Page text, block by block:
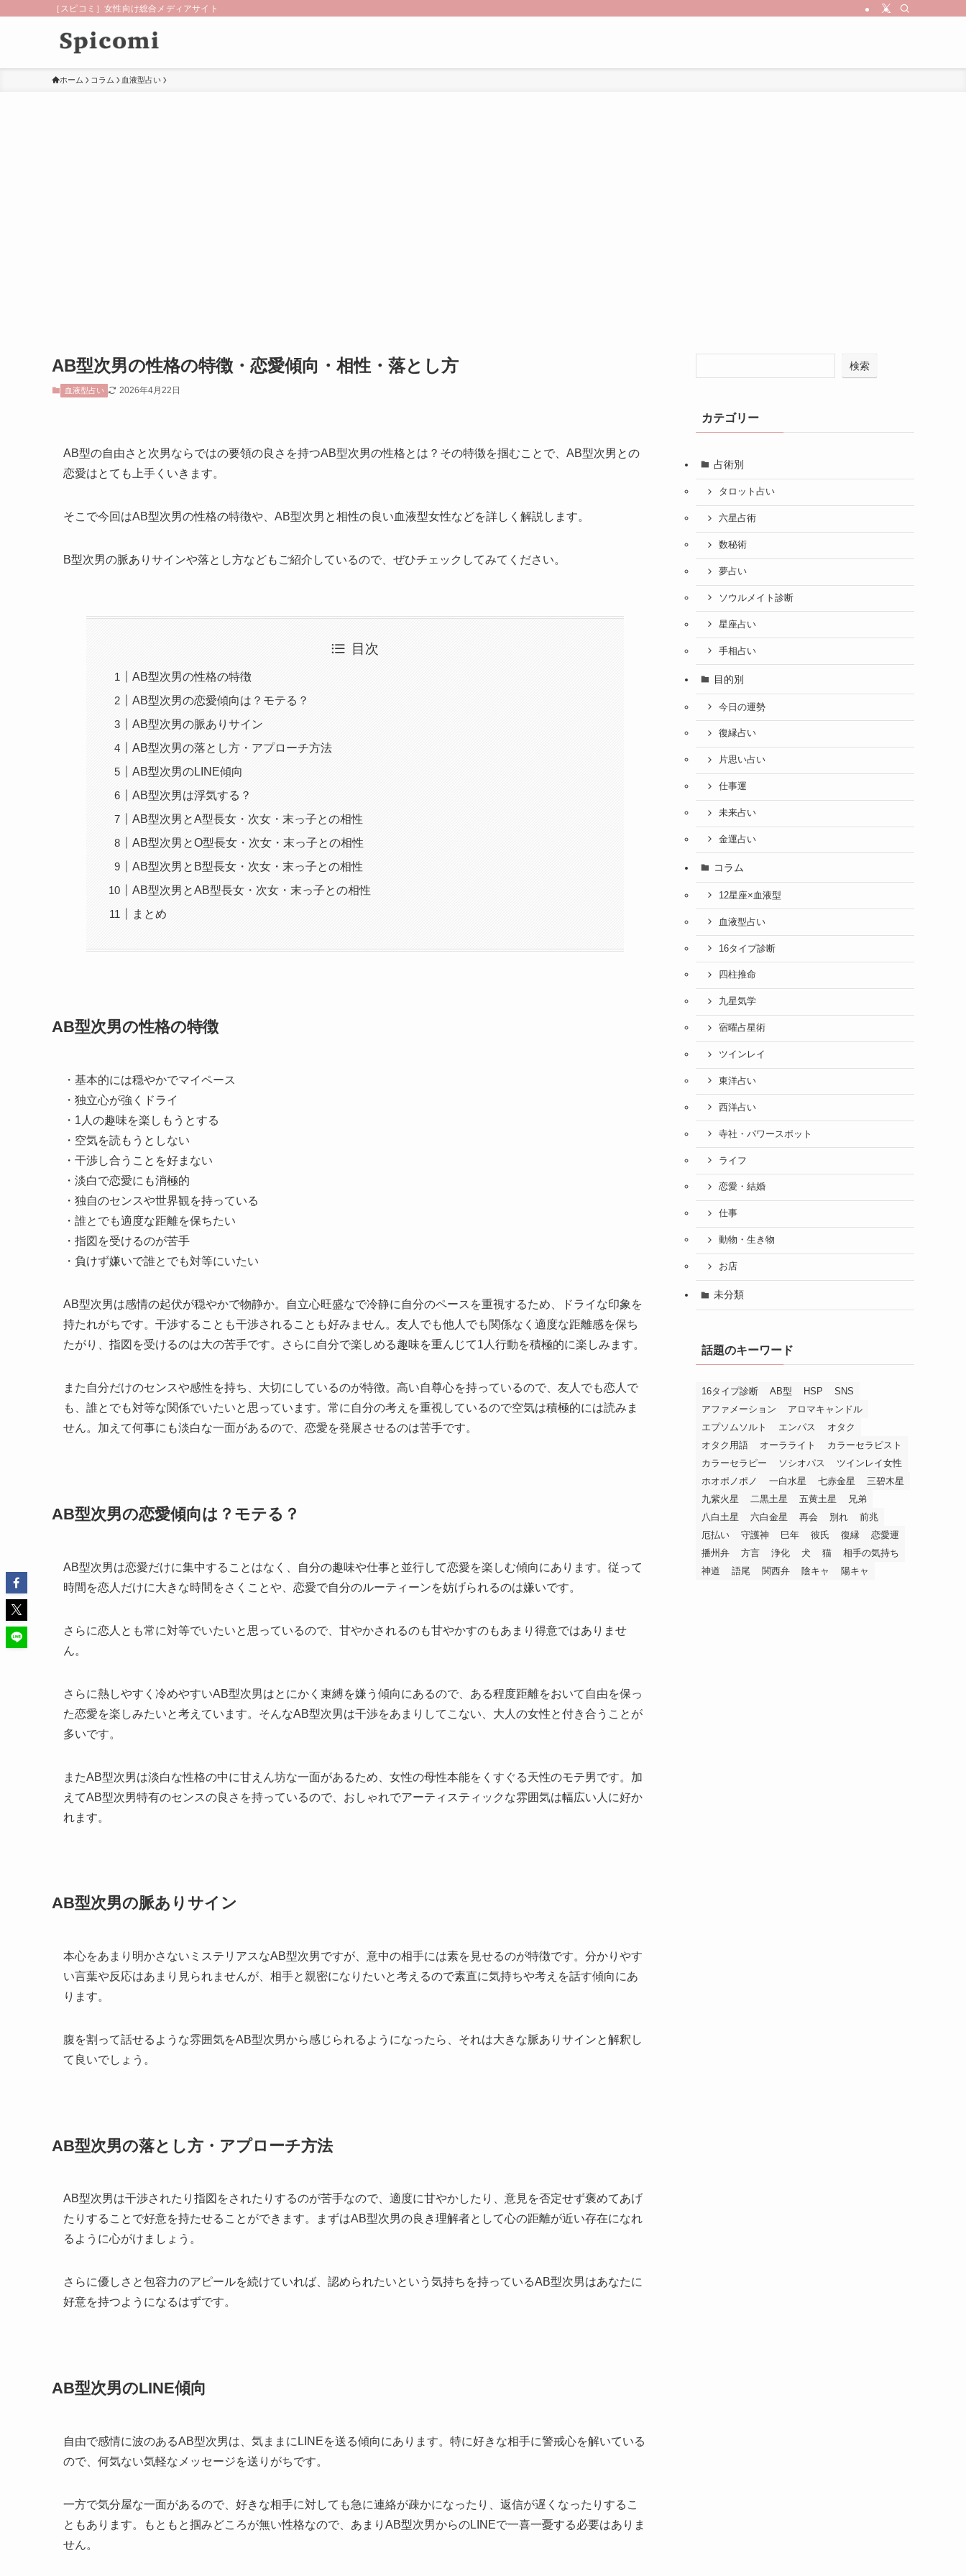
［スピコミ］女性向け総合メディアサイト
ホーム コラム 血液型占い
AB型次男の性格の特徴・恋愛傾向・相性・落とし方
血液型占い 2026年4月22日
AB型の自由さと次男ならではの要領の良さを持つAB型次男の性格とは？その特徴を掴むことで、AB型次男との
恋愛はとても上手くいきます。
そこで今回はAB型次男の性格の特徴や、AB型次男と相性の良い血液型女性などを詳しく解説します。
B型次男の脈ありサインや落とし方などもご紹介しているので、ぜひチェックしてみてください。
目次
AB型次男の性格の特徴
AB型次男の恋愛傾向は？モテる？
AB型次男の脈ありサイン
AB型次男の落とし方・アプローチ方法
AB型次男のLINE傾向
AB型次男は浮気する？
AB型次男とA型長女・次女・末っ子との相性
AB型次男とO型長女・次女・末っ子との相性
AB型次男とB型長女・次女・末っ子との相性
AB型次男とAB型長女・次女・末っ子との相性
まとめ
AB型次男の性格の特徴
・基本的には穏やかでマイペース
・独立心が強くドライ
・1人の趣味を楽しもうとする
・空気を読もうとしない
・干渉し合うことを好まない
・淡白で恋愛にも消極的
・独自のセンスや世界観を持っている
・誰とでも適度な距離を保ちたい
・指図を受けるのが苦手
・負けず嫌いで誰とでも対等にいたい
AB型次男は感情の起伏が穏やかで物静か。自立心旺盛なで冷静に自分のペースを重視するため、ドライな印象を
持たれがちです。干渉することも干渉されることも好みません。友人でも他人でも関係なく適度な距離感を保ち
たがり、指図を受けるのは大の苦手です。さらに自分で楽しめる趣味を重んじて1人行動を積極的に楽しみます。
また自分だけのセンスや感性を持ち、大切にしているのが特徴。高い自尊心を持っているので、友人でも恋人で
も、誰とでも対等な関係でいたいと思っています。常に自分の考えを重視しているので空気は積極的には読みま
せん。加えて何事にも淡白な一面があるので、恋愛を発展させるのは苦手です。
AB型次男の恋愛傾向は？モテる？
AB型次男は恋愛だけに集中することはなく、自分の趣味や仕事と並行して恋愛を楽しむ傾向にあります。従って
時間を恋人だけに大きな時間をさくことや、恋愛で自分のルーティーンを妨げられるのは嫌いです。
さらに恋人とも常に対等でいたいと思っているので、甘やかされるのも甘やかすのもあまり得意ではありませ
ん。
さらに熱しやすく冷めやすいAB型次男はとにかく束縛を嫌う傾向にあるので、ある程度距離をおいて自由を保っ
た恋愛を楽しみたいと考えています。そんなAB型次男は干渉をあまりしてこない、大人の女性と付き合うことが
多いです。
またAB型次男は淡白な性格の中に甘えん坊な一面があるため、女性の母性本能をくすぐる天性のモテ男です。加
えてAB型次男特有のセンスの良さを持っているので、おしゃれでアーティスティックな雰囲気は幅広い人に好か
れます。
AB型次男の脈ありサイン
本心をあまり明かさないミステリアスなAB型次男ですが、意中の相手には素を見せるのが特徴です。分かりやす
い言葉や反応はあまり見られませんが、相手と親密になりたいと考えるので素直に気持ちや考えを話す傾向にあ
ります。
腹を割って話せるような雰囲気をAB型次男から感じられるようになったら、それは大きな脈ありサインと解釈し
て良いでしょう。
AB型次男の落とし方・アプローチ方法
AB型次男は干渉されたり指図をされたりするのが苦手なので、適度に甘やかしたり、意見を否定せず褒めてあげ
たりすることで好意を持たせることができます。まずはAB型次男の良き理解者として心の距離が近い存在になれ
るように心がけましょう。
さらに優しさと包容力のアピールを続けていれば、認められたいという気持ちを持っているAB型次男はあなたに
好意を持つようになるはずです。
AB型次男のLINE傾向
自由で感情に波のあるAB型次男は、気ままにLINEを送る傾向にあります。特に好きな相手に警戒心を解いている
ので、何気ない気軽なメッセージを送りがちです。
一方で気分屋な一面があるので、好きな相手に対しても急に連絡が疎かになったり、返信が遅くなったりするこ
ともあります。もともと掴みどころが無い性格なので、あまりAB型次男からのLINEで一喜一憂する必要はありま
せん。
検索
カテゴリー
占術別
タロット占い
六星占術
数秘術
夢占い
ソウルメイト診断
星座占い
手相占い
目的別
今日の運勢
復縁占い
片思い占い
仕事運
未来占い
金運占い
コラム
12星座×血液型
血液型占い
16タイプ診断
四柱推命
九星気学
宿曜占星術
ツインレイ
東洋占い
西洋占い
寺社・パワースポット
ライフ
恋愛・結婚
仕事
動物・生き物
お店
未分類
話題のキーワード
16タイプ診断 AB型 HSP
SNS
アファメーション
アロマキャンドル
エプソムソルト
エンパス
オタク
オタク用語
オーラライト
カラーセラピスト
カラーセラピー
ソシオパス
ツインレイ女性
ホオポノポノ
一白水星 七赤金星
三碧木星
九紫火星
二黒土星 五黄土星
兄弟
八白土星
六白金星 再会 別れ
前兆
厄払い
守護神 巳年 彼氏 復縁
恋愛運
播州弁
方言 浄化 犬 猫
相手の気持ち
神道
語尾 関西弁 陰キャ 陽キャ